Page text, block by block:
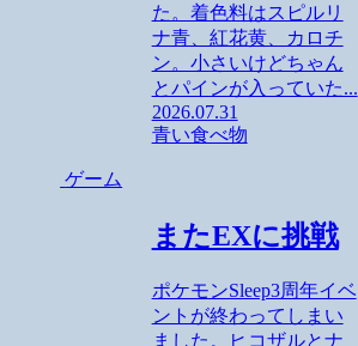
た。着色料はスピルリ
ナ青、紅花黄、カロチ
ン。小さいけどちゃん
とパインが入っていた...
2026.07.31
青い食べ物
ゲーム
またEXに挑戦
ポケモンSleep3周年イベ
ントが終わってしまい
ました。ヒコザルとナ